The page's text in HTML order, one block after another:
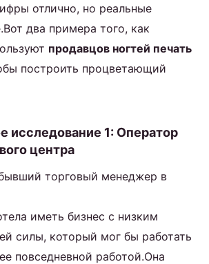
отлично, но реальные
два примера того, как
продавцов ногтей печать
построить процветающий
исследование 1: Оператор
центра
торговый менеджер в
иметь бизнес с низким
силы, который мог бы работать
повседневной работой.Она